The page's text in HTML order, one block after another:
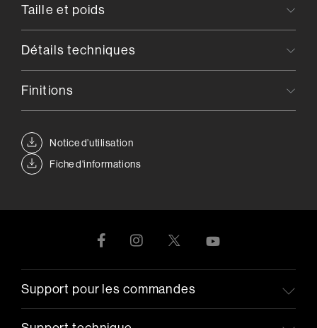
Notice d’utilisation
Fiche d'informations
Taille et poids
Détails techniques
Finitions
Support pour les commandes